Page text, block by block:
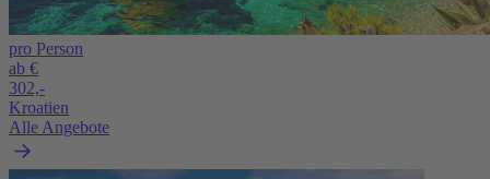
pro Person
ab €
302,-
Kroatien
Alle Angebote